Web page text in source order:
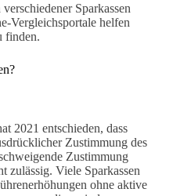
Sparkassen
Vergleichsportale helfen
finden.
2021 entschieden, dass
Zustimmung des
Zustimmung
zulässig. Viele Sparkassen
ohne aktive